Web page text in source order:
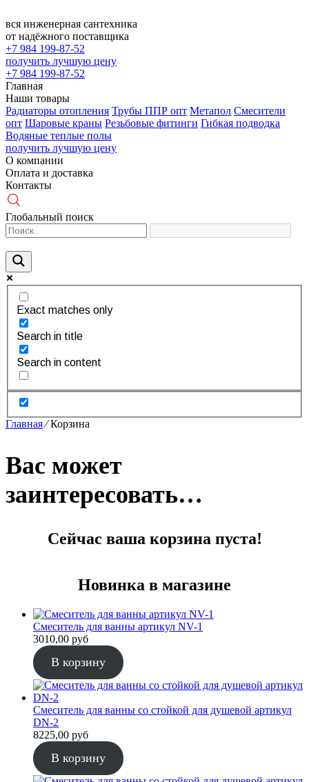
вся инженерная сантехника
от надёжного поставщика
+7 984 199-87-52
получить лучшую цену
+7 984 199-87-52
Главная
Наши товары
Радиаторы отопления Трубы ППР опт Метапол Смесители
опт Шаровые краны Резьбовые фитинги Гибкая подводка
Водяные теплые полы
получить лучшую цену
О компании
Оплата и доставка
Контакты
Глобальный поиск
Exact matches only
Search in title
Search in content
Главная⁄Корзина
Вас может
заинтересовать…
Сейчас ваша корзина пуста!
Новинка в магазине
Смеситель для ванны артикул NV-1
3010,00 руб
В корзину
Смеситель для ванны со стойкой для душевой артикул
DN-2
8225,00 руб
В корзину